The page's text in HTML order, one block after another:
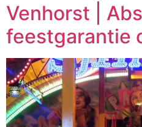
Venhorst |
feestgarantie